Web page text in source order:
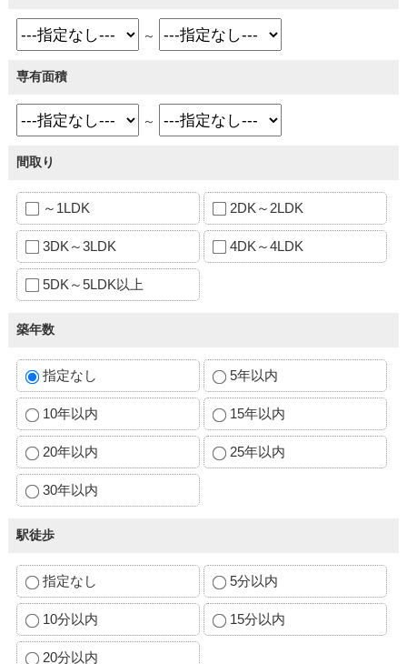
～
専有面積
～
間取り
～1LDK 2DK～2LDK
3DK～3LDK 4DK～4LDK
5DK～5LDK以上
築年数
指定なし 5年以内
10年以内 15年以内
20年以内 25年以内
30年以内
駅徒歩
指定なし 5分以内
10分以内 15分以内
20分以内